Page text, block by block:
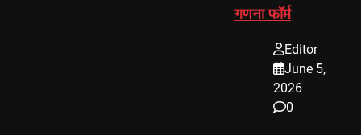
गणना फॉर्म
Editor
June 5,
2026
0